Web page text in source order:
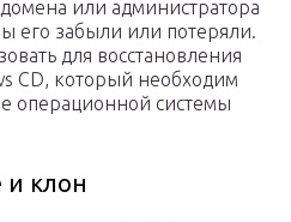
или администратора
его забыли или потеряли.
для восстановления
CD, который необходим
операционной системы
и клон